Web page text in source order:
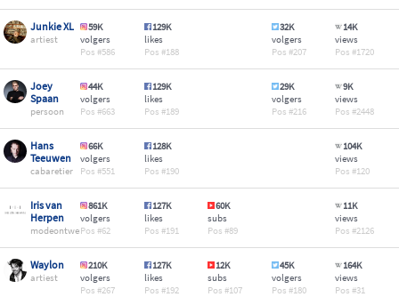
Junkie XL
artiest
59K
volgers
586
129K
likes
188
32K
volgers
207
14K
views
1720
Joey
Spaan
persoon
44K
volgers
663
129K
likes
189
29K
volgers
216
9K
views
2448
Hans
Teeuwen
cabaretier
66K
volgers
551
128K
likes
190
104K
views
120
Iris van
Herpen
modeontwerper
861K
volgers
62
127K
likes
191
60K
subs
89
11K
views
2126
Waylon
artiest
210K
volgers
267
127K
likes
192
12K
subs
107
45K
volgers
180
164K
views
31